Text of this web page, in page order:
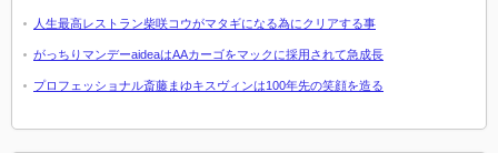
人生最高レストラン柴咲コウがマタギになる為にクリアする事
がっちりマンデーaideaはAAカーゴをマックに採用されて急成長
プロフェッショナル斎藤まゆキスヴィンは100年先の笑顔を造る